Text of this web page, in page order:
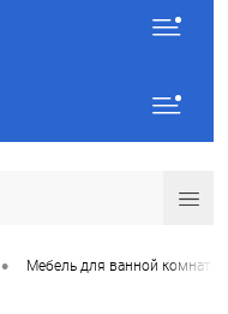
• Мебель для ванной комнаты